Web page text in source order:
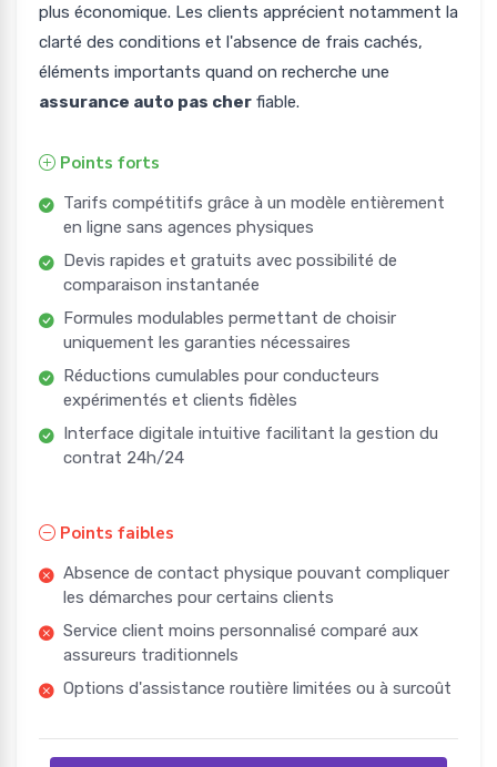
plus économique. Les clients apprécient notamment la
clarté des conditions et l'absence de frais cachés,
éléments importants quand on recherche une
assurance auto pas cher fiable.
Points forts
Tarifs compétitifs grâce à un modèle entièrement
en ligne sans agences physiques
Devis rapides et gratuits avec possibilité de
comparaison instantanée
Formules modulables permettant de choisir
uniquement les garanties nécessaires
Réductions cumulables pour conducteurs
expérimentés et clients fidèles
Interface digitale intuitive facilitant la gestion du
contrat 24h/24
Points faibles
Absence de contact physique pouvant compliquer
les démarches pour certains clients
Service client moins personnalisé comparé aux
assureurs traditionnels
Options d'assistance routière limitées ou à surcoût